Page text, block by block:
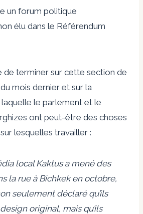
un forum politique
élu dans le Référendum
de terminer sur cette section de
mois dernier et sur la
le parlement et le
ont peut-être des choses
lesquelles travailler :
local Kaktus a mené des
la rue à Bichkek en octobre,
seulement déclaré qu’ils
original, mais qu’ils